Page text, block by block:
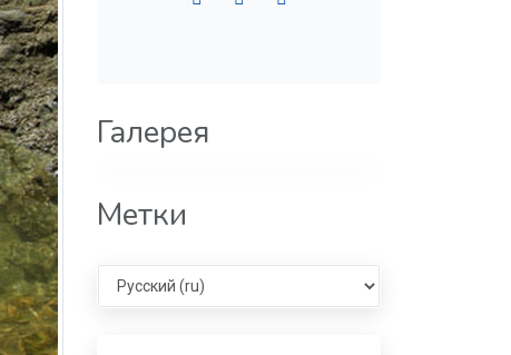
Галерея
Метки
Select language